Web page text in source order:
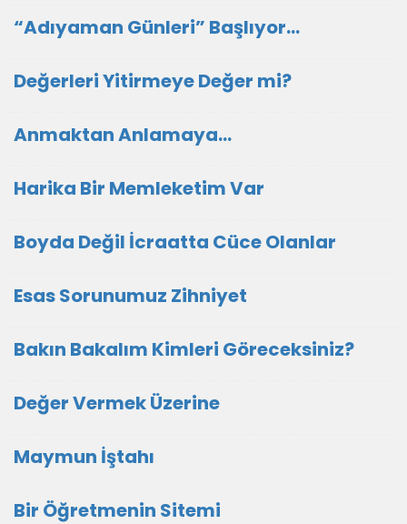
“Adıyaman Günleri” Başlıyor…
Değerleri Yitirmeye Değer mi?
Anmaktan Anlamaya…
Harika Bir Memleketim Var
Boyda Değil İcraatta Cüce Olanlar
Esas Sorunumuz Zihniyet
Bakın Bakalım Kimleri Göreceksiniz?
Değer Vermek Üzerine
Maymun İştahı
Bir Öğretmenin Sitemi